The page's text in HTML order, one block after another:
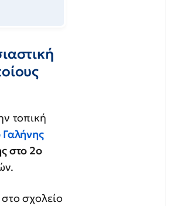
τοπική
Γαλήνης
στο 2ο
σχολείο